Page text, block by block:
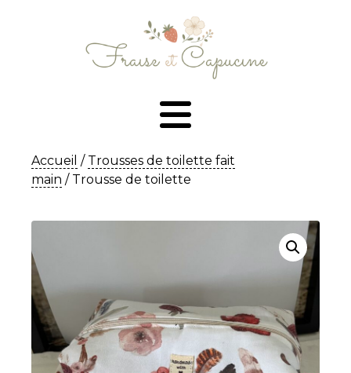
Accueil / Trousses de toilette fait
main / Trousse de toilette